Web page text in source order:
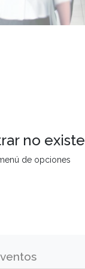
no existe
de opciones